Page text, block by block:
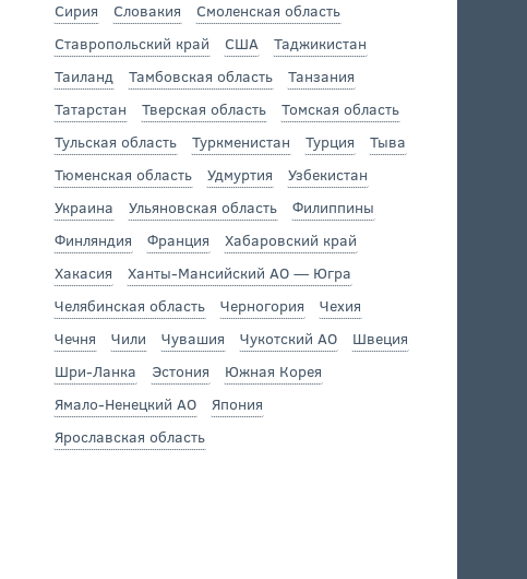
Сирия
Словакия
Смоленская область
Ставропольский край
США
Таджикистан
Таиланд
Тамбовская область
Танзания
Татарстан
Тверская область
Томская область
Тульская область
Туркменистан Турция
Тыва
Тюменская область
Удмуртия
Узбекистан
Украина
Ульяновская область
Филиппины
Финляндия
Франция
Хабаровский край
Хакасия
Ханты-Мансийский АО — Югра
Челябинская область
Черногория
Чехия
Чечня
Чили Чувашия Чукотский АО
Швеция
Шри-Ланка
Эстония
Южная Корея
Ямало-Ненецкий АО
Япония
Ярославская область